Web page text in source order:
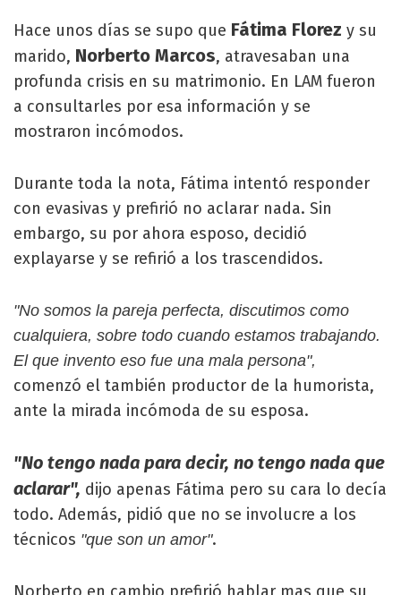
Hace unos días se supo que Fátima Florez y su
marido, Norberto Marcos, atravesaban una
profunda crisis en su matrimonio. En LAM fueron
a consultarles por esa información y se
mostraron incómodos.
Durante toda la nota, Fátima intentó responder
con evasivas y prefirió no aclarar nada. Sin
embargo, su por ahora esposo, decidió
explayarse y se refirió a los trascendidos.
"No somos la pareja perfecta, discutimos como
cualquiera, sobre todo cuando estamos trabajando.
El que invento eso fue una mala persona",
comenzó el también productor de la humorista,
ante la mirada incómoda de su esposa.
"No tengo nada para decir, no tengo nada que
aclarar", dijo apenas Fátima pero su cara lo decía
todo. Además, pidió que no se involucre a los
técnicos "que son un amor".